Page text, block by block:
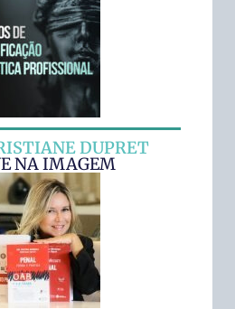
DUPRET
NA IMAGEM